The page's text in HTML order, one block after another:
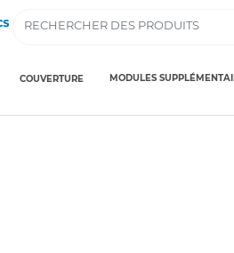
COUVERTURE MODULES